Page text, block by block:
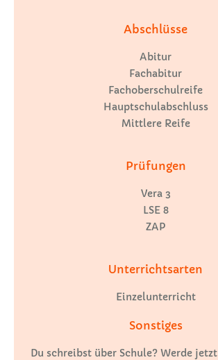
Abschlüsse
Abitur
Fachabitur
Fachoberschulreife
Hauptschulabschluss
Mittlere Reife
Prüfungen
Vera 3
LSE 8
ZAP
Unterrichtsarten
Einzelunterricht
Sonstiges
Du schreibst über Schule? Werde